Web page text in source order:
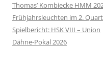
Thomas’ Kombiecke HMM
Frühjahrsleuchten im 2.
Spielbericht: HSK VIII – Union
Dähne-Pokal 2026